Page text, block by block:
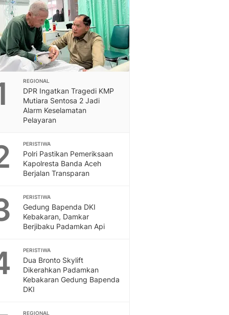
REGIONAL
DPR Ingatkan Tragedi KMP
Mutiara Sentosa 2 Jadi
Alarm Keselamatan
Pelayaran
PERISTIWA
Polri Pastikan Pemeriksaan
Kapolresta Banda Aceh
Berjalan Transparan
PERISTIWA
Gedung Bapenda DKI
Kebakaran, Damkar
Berjibaku Padamkan Api
PERISTIWA
Dua Bronto Skylift
Dikerahkan Padamkan
Kebakaran Gedung Bapenda
DKI
REGIONAL